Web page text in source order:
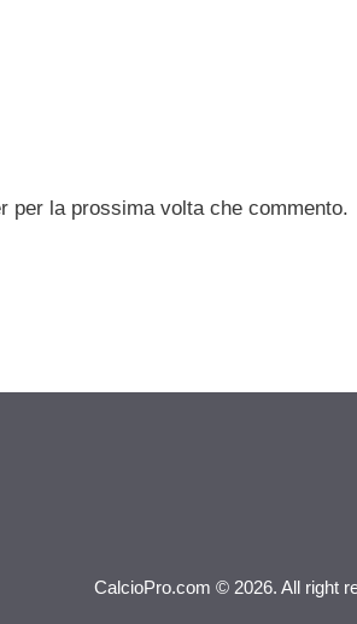
per la prossima volta che commento.
CalcioPro.com © 2026. All right